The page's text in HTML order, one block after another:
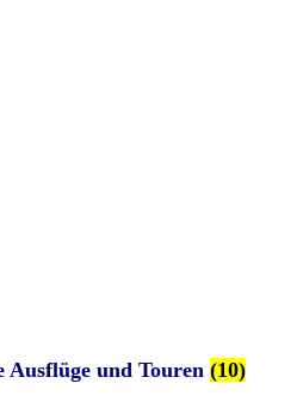
und Touren (10)